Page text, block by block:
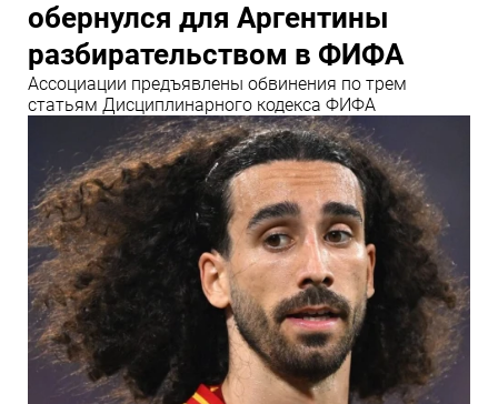
обернулся для Аргентины
разбирательством в ФИФА
Ассоциации предъявлены обвинения по трем
статьям Дисциплинарного кодекса ФИФА